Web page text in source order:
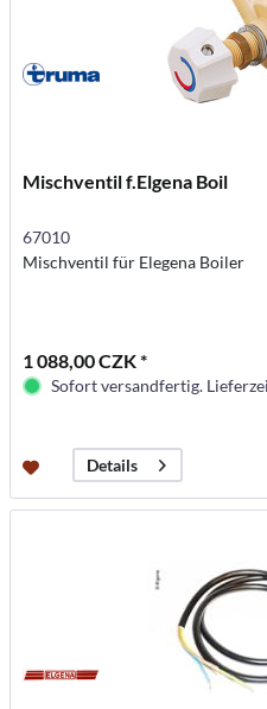
Mischventil f.Elgena Boil
67010
Mischventil für Elegena Boiler
1 088,00 CZK *
Sofort versandfertig.
Details